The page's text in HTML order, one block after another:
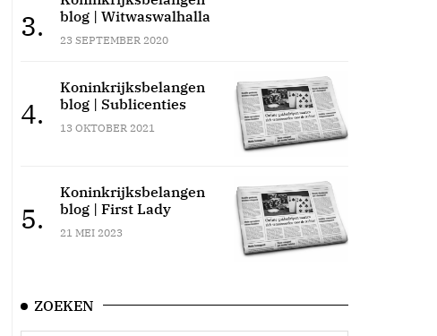
3.
blog | Witwaswalhalla
23 SEPTEMBER 2020
4.
Koninkrijksbelangen
blog | Sublicenties
13 OKTOBER 2021
5.
Koninkrijksbelangen
blog | First Lady
21 MEI 2023
ZOEKEN